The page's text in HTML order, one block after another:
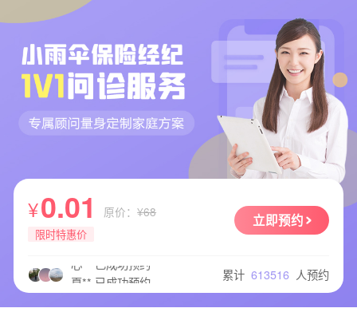
¥0.01 原价：¥68
限时特惠价
立即预约
大** 已成功预约
抖** 已成功预约
我** 已成功预约
吴** 已成功预约
聪** 已成功预约
夏** 已成功预约
伍** 已成功预约
奶** 已成功预约
累计 613516 人预约